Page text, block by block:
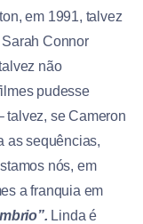
em 1991, talvez
Connor
não
pudesse
talvez, se Cameron
as sequências,
nós, em
a franquia em
Linda é